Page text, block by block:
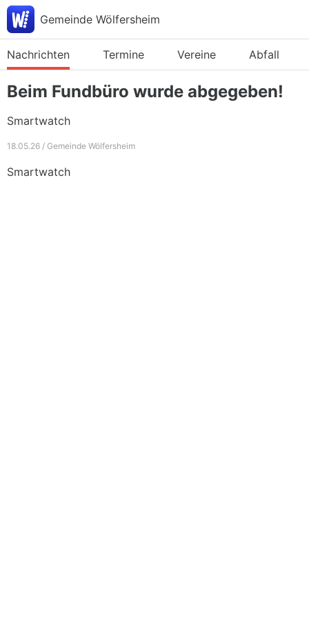
Gemeinde Wölfersheim
Nachrichten Termine Vereine Abfall
Beim Fundbüro wurde abgegeben!
Smartwatch
18.05.26 / Gemeinde Wölfersheim
Smartwatch